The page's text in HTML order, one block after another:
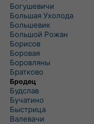
Богушевичи
Большая Ухолода
Большевик
Большой Рожан
Борисов
Боровая
Боровляны
Братково
Бродец
Будслав
Бучатино
Быстрица
Валевачи